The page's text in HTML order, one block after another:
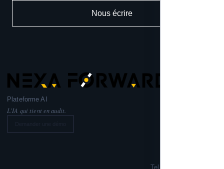
Nous écrire
Plateforme AI
L'IA qui tient en audit.
Tel: +33 6 99 02 72 50